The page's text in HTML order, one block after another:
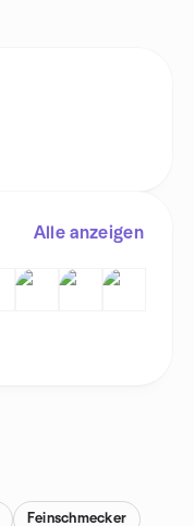
Alle anzeigen
Feinschmecker